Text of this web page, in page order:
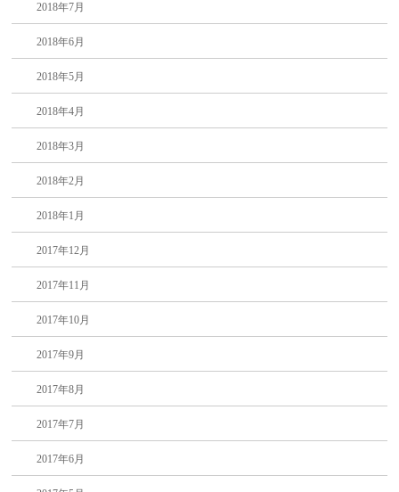
2018年7月
2018年6月
2018年5月
2018年4月
2018年3月
2018年2月
2018年1月
2017年12月
2017年11月
2017年10月
2017年9月
2017年8月
2017年7月
2017年6月